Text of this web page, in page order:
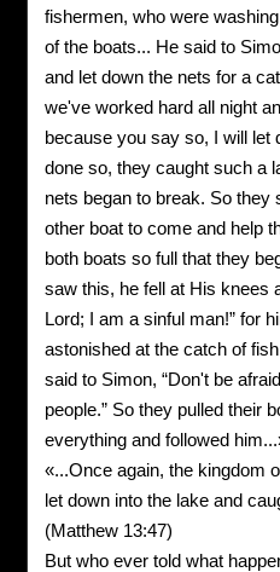
fishermen, who were
of the boats... He said to
and let down the nets for a
we've worked hard all night
because you say so, I will let
done so, they caught such a
nets began to break. So they
other boat to come and help
both boats so full that they
saw this, he fell at His knees
Lord; I am a sinful man!” for
astonished at the catch of
said to Simon, “Don't be
people.” So they pulled their
everything and followed
«...Once again, the kingdom
let down into the lake and
(Matthew 13:47)
But who ever told what